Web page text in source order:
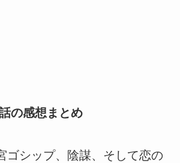
の感想まとめ
ゴシップ、陰謀、そして恋の